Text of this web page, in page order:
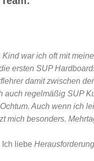
Kind war ich oft mit
ersten SUP
damit zwischen
auch regelmäßig SUP
Auch wenn ich
mich besonders.
Ich liebe